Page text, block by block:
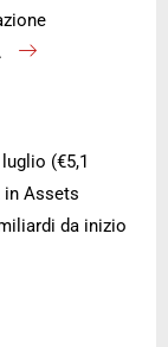
(€5,1
in Assets
da inizio